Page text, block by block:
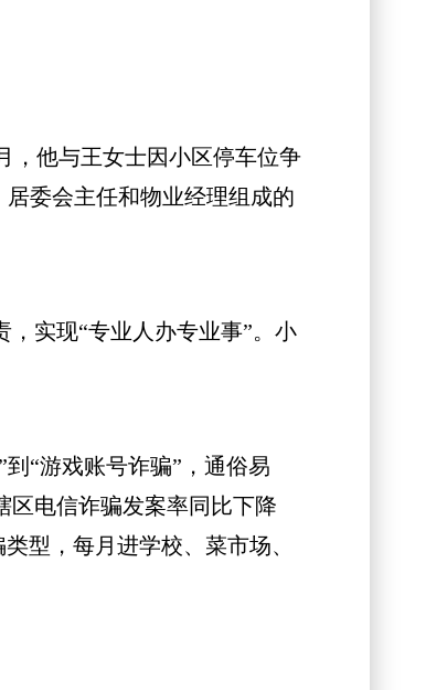
，他与王女士因小区停车位争
委会主任和物业经理组成的
实现“专业人办专业事”。小
“游戏账号诈骗”，通俗易
区电信诈骗发案率同比下降
型，每月进学校、菜市场、